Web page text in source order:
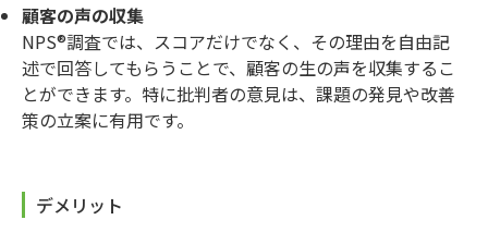
顧客の声の収集
NPS®調査では、スコアだけでなく、その理由を自由記
述で回答してもらうことで、顧客の生の声を収集するこ
とができます。特に批判者の意見は、課題の発見や改善
策の立案に有用です。
デメリット